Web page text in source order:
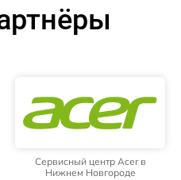
Сервисный центр Acer в
Нижнем Новгороде